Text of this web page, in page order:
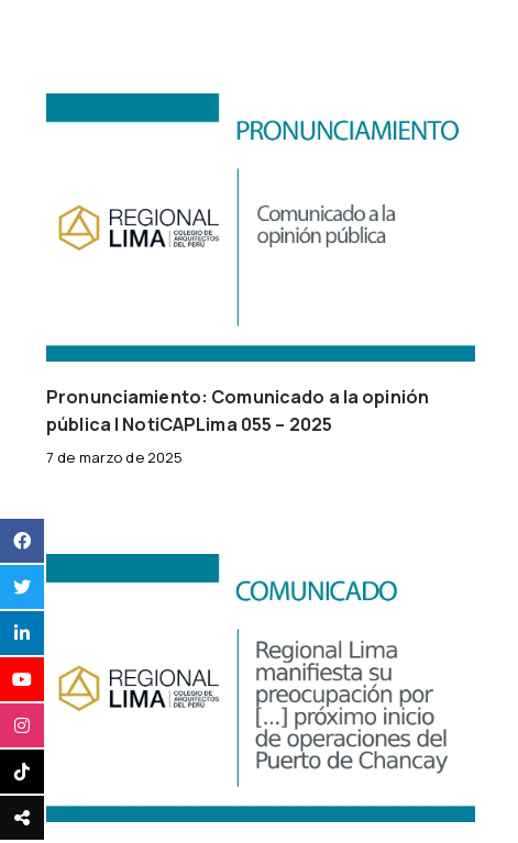
Pronunciamiento: Comunicado a la opinión
pública | NotiCAPLima 055 – 2025
7 de marzo de 2025